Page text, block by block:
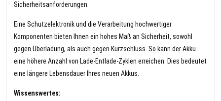
Sicherheitsanforderungen.
Eine Schutzelektronik und die Verarbeitung hochwertiger
Komponenten bieten Ihnen ein hohes Maß an Sicherheit, sowohl
gegen Überladung, als auch gegen Kurzschluss. So kann der Akku
eine höhere Anzahl von Lade-Entlade-Zyklen erreichen. Dies bedeutet
eine längere Lebensdauer Ihres neuen Akkus.
Wissenswertes: